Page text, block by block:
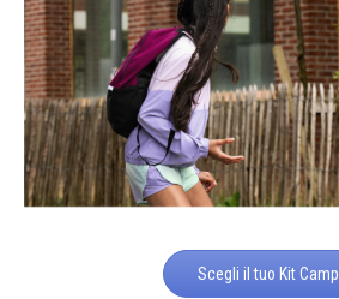
Scegli il tuo Kit Camp